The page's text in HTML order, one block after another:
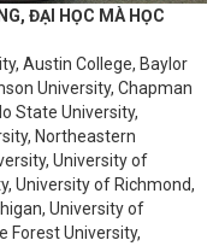
ĐẠI HỌC MÀ HỌC
Austin College, Baylor
University, Chapman
State University,
Northeastern
University of
University of Richmond,
University of
Forest University,